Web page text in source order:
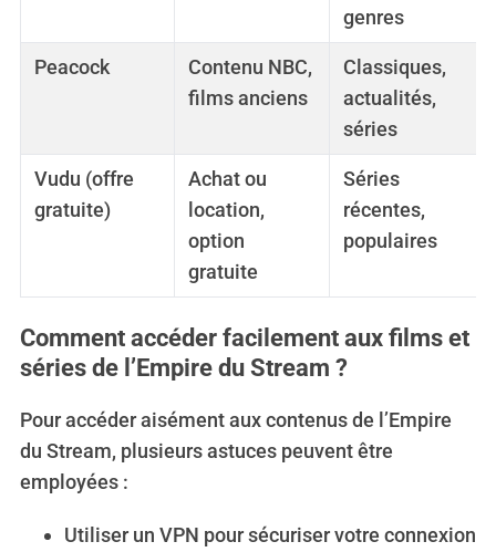
genres
Peacock
Contenu NBC,
films anciens
Classiques,
actualités,
séries
Vudu (offre
gratuite)
Achat ou
location,
option
gratuite
Séries
récentes,
populaires
Comment accéder facilement aux films et
séries de l’Empire du Stream ?
Pour accéder aisément aux contenus de l’Empire
du Stream, plusieurs astuces peuvent être
employées :
Utiliser un VPN pour sécuriser votre connexion